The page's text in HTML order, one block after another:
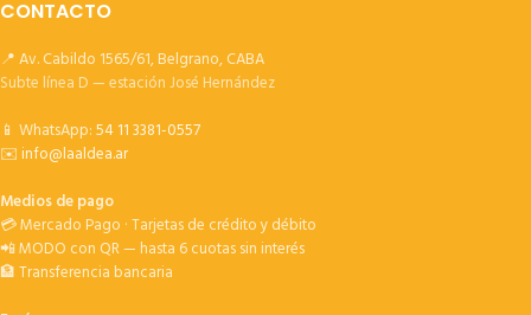
CONTACTO
📍 Av. Cabildo 1565/61, Belgrano, CABA
Subte línea D — estación José Hernández
📱 WhatsApp:54 11 3381-0557
✉️info@laaldea.ar
Medios de pago
💳 Mercado Pago · Tarjetas de crédito y débito
📲 MODO con QR — hasta 6 cuotas sin interés
🏦 Transferencia bancaria